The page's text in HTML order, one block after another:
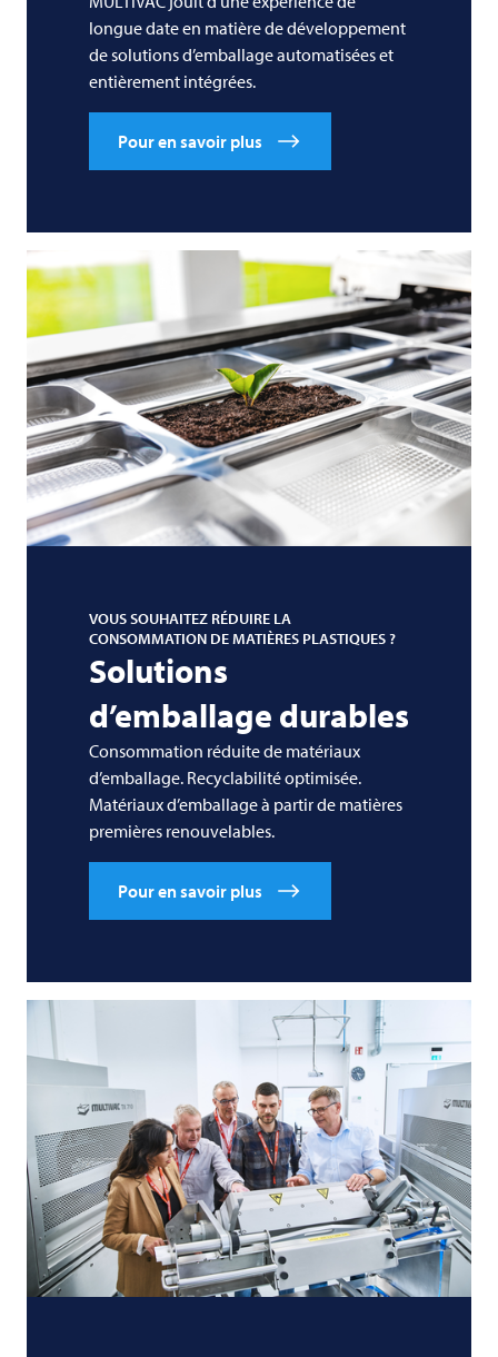
longue date en matière de développement
de solutions d’emballage automatisées et
entièrement intégrées.
Pour en savoir plus
VOUS SOUHAITEZ RÉDUIRE LA
CONSOMMATION DE MATIÈRES PLASTIQUES ?
Solutions
d’emballage durables
Consommation réduite de matériaux
d’emballage. Recyclabilité optimisée.
Matériaux d’emballage à partir de matières
premières renouvelables.
Pour en savoir plus